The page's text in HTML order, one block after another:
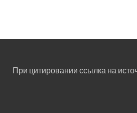
При цитировании ссылка на